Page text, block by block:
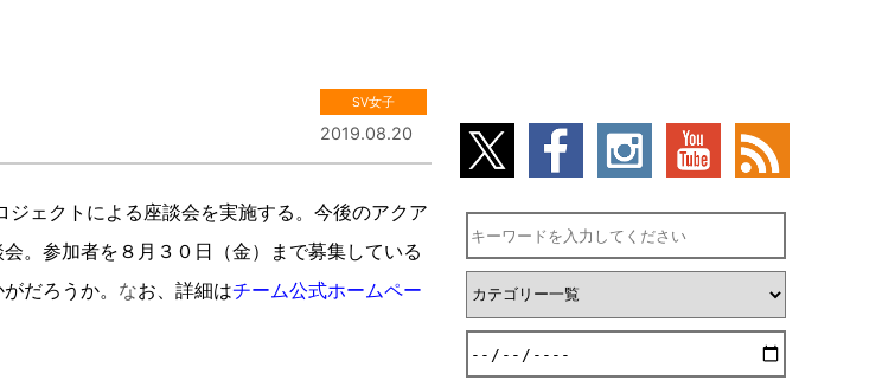
SV女子
2019.08.20
ジェクトによる座談会を実施する。 今後のアクア
。参加者を８月３０日（金）まで募集している
だろうか。 なお、詳細はチーム公式ホームペー